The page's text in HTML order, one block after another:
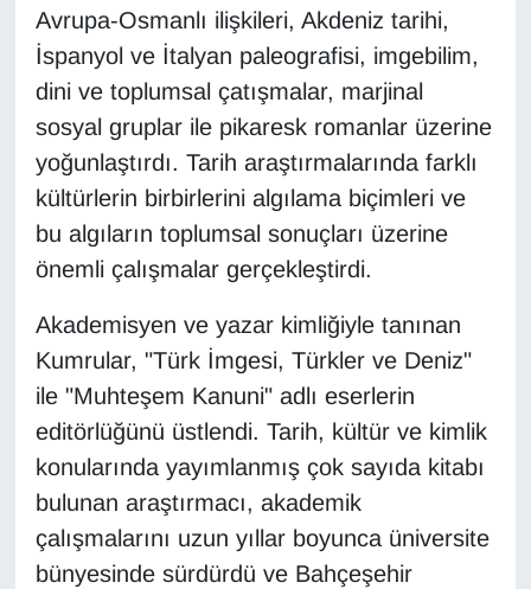
Avrupa-Osmanlı ilişkileri, Akdeniz tarihi,
İspanyol ve İtalyan paleografisi, imgebilim,
dini ve toplumsal çatışmalar, marjinal
sosyal gruplar ile pikaresk romanlar üzerine
yoğunlaştırdı. Tarih araştırmalarında farklı
kültürlerin birbirlerini algılama biçimleri ve
bu algıların toplumsal sonuçları üzerine
önemli çalışmalar gerçekleştirdi.
Akademisyen ve yazar kimliğiyle tanınan
Kumrular, "Türk İmgesi, Türkler ve Deniz"
ile "Muhteşem Kanuni" adlı eserlerin
editörlüğünü üstlendi. Tarih, kültür ve kimlik
konularında yayımlanmış çok sayıda kitabı
bulunan araştırmacı, akademik
çalışmalarını uzun yıllar boyunca üniversite
bünyesinde sürdürdü ve Bahçeşehir
Haber
HABERDE İNSAN
İngilizce
Kadın
Kamu Alımları
Kim Kimdir?
Kültür & Sanat
KURDÎ
MAGAZİN
MEDYA